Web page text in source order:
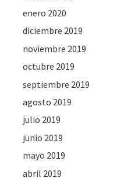
enero 2020
diciembre 2019
noviembre 2019
octubre 2019
septiembre 2019
agosto 2019
julio 2019
junio 2019
mayo 2019
abril 2019